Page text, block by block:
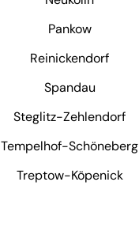
Pankow
Reinickendorf
Spandau
Steglitz-Zehlendorf
Tempelhof-Schöneberg
Treptow-Köpenick